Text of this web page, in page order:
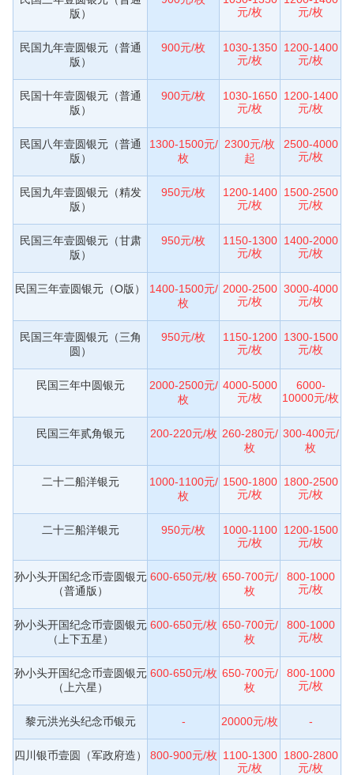
版）
元/枚
元/枚
民国九年壹圆银元（普通
版）
900元/枚
1030-1350
元/枚
1200-1400
元/枚
民国十年壹圆银元（普通
版）
900元/枚
1030-1650
元/枚
1200-1400
元/枚
民国八年壹圆银元（普通
版）
1300-1500元/
枚
2300元/枚
起
2500-4000
元/枚
民国九年壹圆银元（精发
版）
950元/枚
1200-1400
元/枚
1500-2500
元/枚
民国三年壹圆银元（甘肃
版）
950元/枚
1150-1300
元/枚
1400-2000
元/枚
民国三年壹圆银元（O版）
1400-1500元/
枚
2000-2500
元/枚
3000-4000
元/枚
民国三年壹圆银元（三角
圆）
950元/枚
1150-1200
元/枚
1300-1500
元/枚
民国三年中圆银元
2000-2500元/
枚
4000-5000
元/枚
6000-
10000元/枚
民国三年贰角银元 200-220元/枚 260-280元/
枚
300-400元/
枚
二十二船洋银元
1000-1100元/
枚
1500-1800
元/枚
1800-2500
元/枚
二十三船洋银元 950元/枚
1000-1100
元/枚
1200-1500
元/枚
孙小头开国纪念币壹圆银元
（普通版）
600-650元/枚 650-700元/
枚
800-1000
元/枚
孙小头开国纪念币壹圆银元
（上下五星）
600-650元/枚 650-700元/
枚
800-1000
元/枚
孙小头开国纪念币壹圆银元
（上六星）
600-650元/枚 650-700元/
枚
800-1000
元/枚
黎元洪光头纪念币银元 - 20000元/枚 -
四川银币壹圆（军政府造） 800-900元/枚 1100-1300
元/枚
1800-2800
元/枚